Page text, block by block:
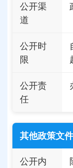
公开渠
道
公开时
限
公开责
任
其他政策文件
公开内